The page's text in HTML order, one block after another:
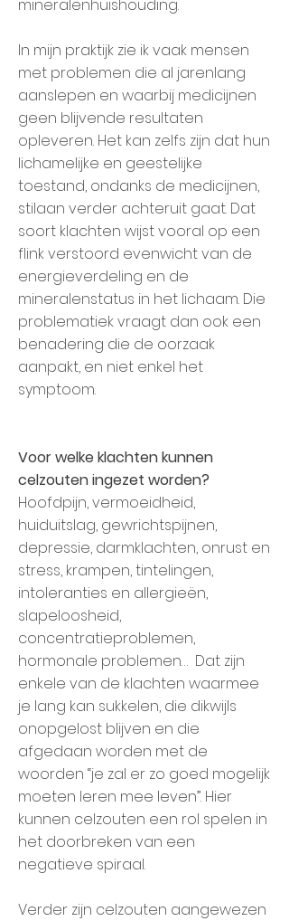
mineralenhuishouding.
In mijn praktijk zie ik vaak mensen
met problemen die al jarenlang
aanslepen en waarbij medicijnen
geen blijvende resultaten
opleveren. Het kan zelfs zijn dat hun
lichamelijke en geestelijke
toestand, ondanks de medicijnen,
stilaan verder achteruit gaat. Dat
soort klachten wijst vooral op een
flink verstoord evenwicht van de
energieverdeling en de
mineralenstatus in het lichaam. Die
problematiek vraagt dan ook een
benadering die de oorzaak
aanpakt, en niet enkel het
symptoom.
Voor welke klachten kunnen
celzouten ingezet worden?
Hoofdpijn, vermoeidheid,
huiduitslag, gewrichtspijnen,
depressie, darmklachten, onrust en
stress, krampen, tintelingen,
intoleranties en allergieën,
slapeloosheid,
concentratieproblemen,
hormonale problemen… Dat zijn
enkele van de klachten waarmee
je lang kan sukkelen, die dikwijls
onopgelost blijven en die
afgedaan worden met de
woorden “je zal er zo goed mogelijk
moeten leren mee leven”. Hier
kunnen celzouten een rol spelen in
het doorbreken van een
negatieve spiraal.
Verder zijn celzouten aangewezen